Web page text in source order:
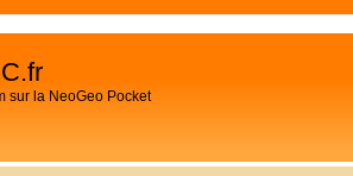
sur la NeoGeo Pocket